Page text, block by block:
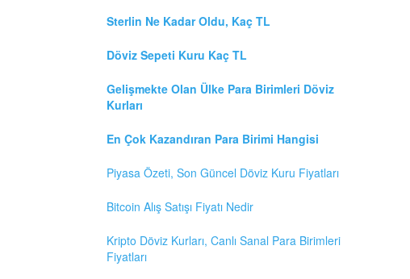
Sterlin Ne Kadar Oldu, Kaç TL
Döviz Sepeti Kuru Kaç TL
Gelişmekte Olan Ülke Para Birimleri Döviz
Kurları
En Çok Kazandıran Para Birimi Hangisi
Piyasa Özeti, Son Güncel Döviz Kuru Fiyatları
Bitcoin Alış Satışı Fiyatı Nedir
Kripto Döviz Kurları, Canlı Sanal Para Birimleri
Fiyatları